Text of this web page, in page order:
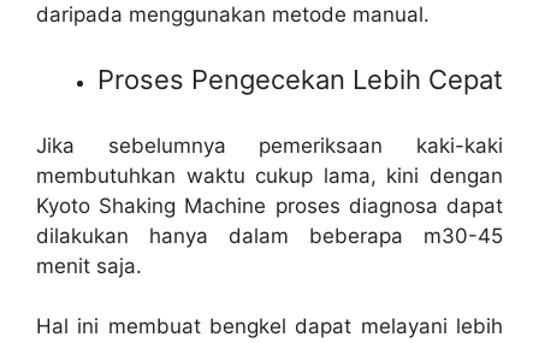
daripada menggunakan metode manual.
Proses Pengecekan Lebih Cepat
Jika sebelumnya pemeriksaan kaki-kaki
membutuhkan waktu cukup lama, kini dengan
Kyoto Shaking Machine proses diagnosa dapat
dilakukan hanya dalam beberapa m30-45
menit saja.
Hal ini membuat bengkel dapat melayani lebih